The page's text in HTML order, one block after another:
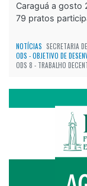
Caraguá a gosto
79 pratos
NOTÍCIAS SECRETARIA
ODS - OBJETIVO DE
ODS 8 - TRABALHO